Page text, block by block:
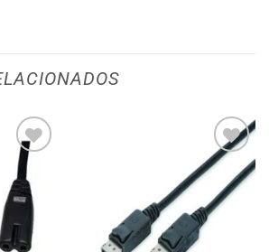
meus
desejos
Adicionar
aos meus
desejos